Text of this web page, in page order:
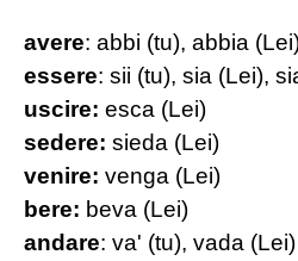
avere: abbi (tu), abbia
essere: sii (tu), sia (Lei),
uscire: esca (Lei)
sedere: sieda (Lei)
venire: venga (Lei)
bere: beva (Lei)
andare: va' (tu), vada (Lei)